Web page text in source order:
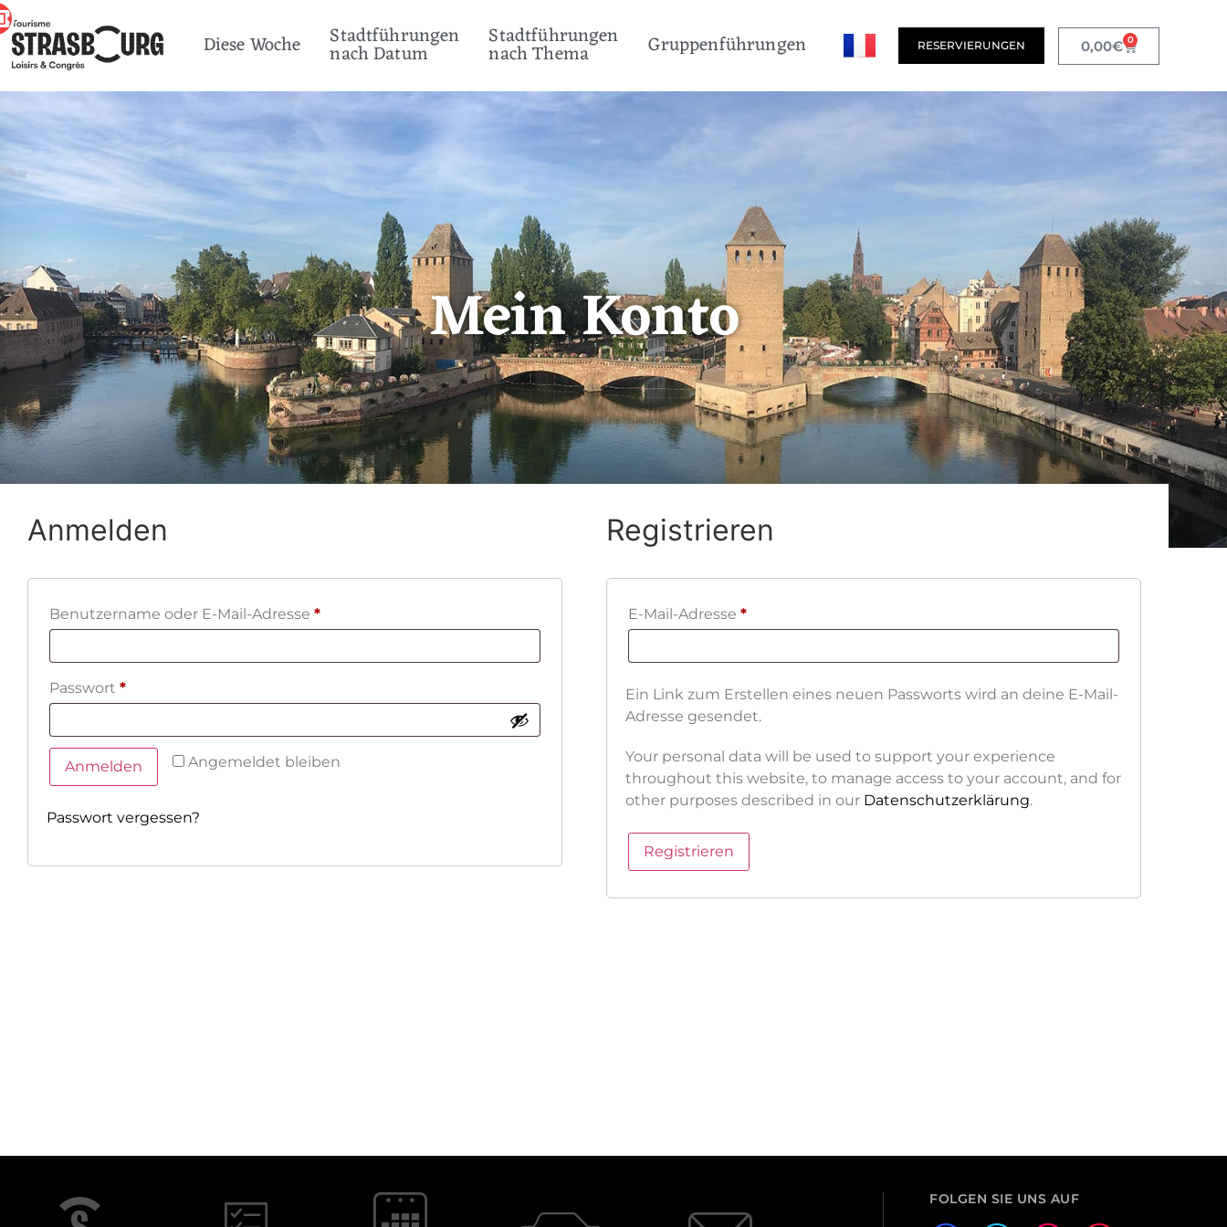
Diese Woche Stadtführungen
nach Datum
Stadtführungen
nach Thema Gruppenführungen RESERVIERUNGEN 0,00€ 0
Mein Konto
Anmelden
Benutzername oder E-Mail-Adresse *
Passwort *
Angemeldet bleiben
Anmelden
Passwort vergessen?
Registrieren
E-Mail-Adresse*
Ein Link zum Erstellen eines neuen Passworts wird an deine E-Mail-
Adresse gesendet.
Your personal data will be used to support your experience
throughout this website, to manage access to your account, and for
other purposes described in our Datenschutzerklärung.
Registrieren
FOLGEN SIE UNS AUF